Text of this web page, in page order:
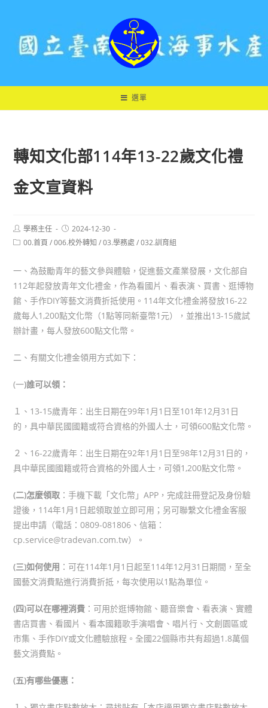
選單
轉知文化部114年13-22歲文化禮
金文宣資料
Post
author:
學務主任
Post
published:
2024-12-30
Post00.首頁 / 006.校外轉知 / 03.學務處 / 032.訓育組
一、為鼓勵青年的藝文參與體驗，促進藝文產業發展，文化部自
112年起發放青年文化禮金，作為看國片、看表演、買書、逛博物
館、手作DIY等藝文消費折抵使用。114年文化禮金將發放16-22
歲每人1,200點文化幣（1點等同新臺幣1元），並推出13-15歲試
辦計畫，每人發放600點文化幣。
二、有關文化禮金領用方式如下：
(一)誰可以領：
１、13-15歲青年：出生日期在99年1月1日至101年12月31日
的，具中華民國國籍或符合資格的外國人士，可領600點文化幣。
２、16-22歲青年：出生日期在92年1月1日至98年12月31日的，
具中華民國國籍或符合資格的外國人士，可領1,200點文化幣。
(二)怎麼領取 ：手機下載「文化幣」APP，完成註冊登記及身份驗
證後，114年1月1日起領取並立即可用；另可聯繫文化禮金客服
提出申請（電話：0809-081806、信箱：
cp.service@tradevan.com.tw）。
(三)如何使用 ：可在114年1月1日起至114年12月31日期間，至全
國藝文消費點進行消費折抵，每次使用以1點為單位。
(四)可以在哪裡消費 ：可用於逛博物館、聽音樂會、看表演、實體
書店買書、看國片、看本國籍歌手演唱會、唱片行、文創園區或
市集、手作DIY或文化體驗旅程。全國22個縣市共有超過1.8萬個
藝文消費點。
(五)有哪些優惠：